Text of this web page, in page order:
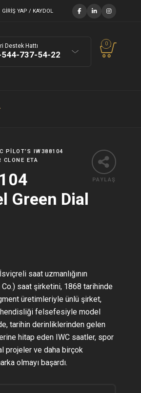
GIRIŞ YAP / KAYDOL
Destek Hattı
737-54-22
0
PAYLAŞ
PILOT’S IW388104
CLONE ETA
Green Dial
saat uzmanlığının
Co.) saat şirketini, 1868 tarihinde
üretimleriyle ünlü şirket,
felsefesiyle model
tarihin derinliklerinden gelen
hitap eden IWC saatler, spor
projeler ve daha birçok
olmayı başardı.